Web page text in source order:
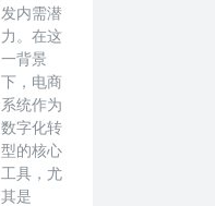
发内需潜
力。在这
一背景
下，电商
系统作为
数字化转
型的核心
工具，尤
其是